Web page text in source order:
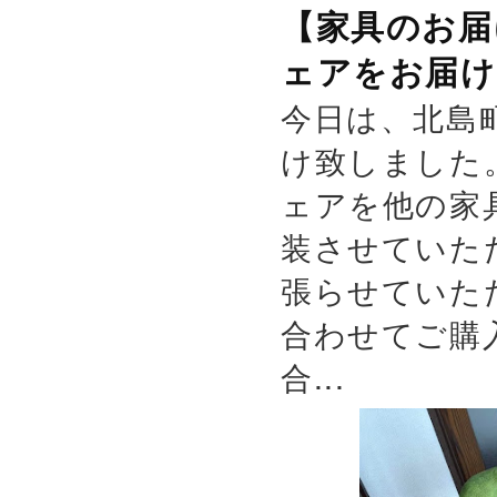
【家具のお
ェアをお届
今日は、北島
け致しまし
ェアを他の
装させていた
張らせていた
合わせてご購
合...